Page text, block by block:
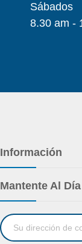
Sábados
8.30 am -
Información
Mantente Al